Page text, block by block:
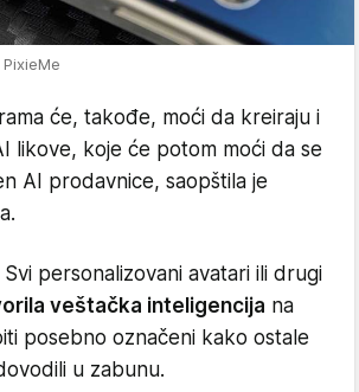
će, takođe, moći da kreiraju i
likove, koje će potom moći da se
AI prodavnice, saopštila je
personalizovani avatari ili drugi
veštačka inteligencija na
posebno označeni kako ostale
u zabunu.